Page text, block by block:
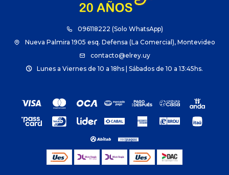
096118222 (Solo WhatsApp)
Nueva Palmira 1905 esq. Defensa (La Comercial), Montevideo
contacto@elrey.uy
Lunes a Viernes de 10 a 18hs | Sábados de 10 a 13:45hs.